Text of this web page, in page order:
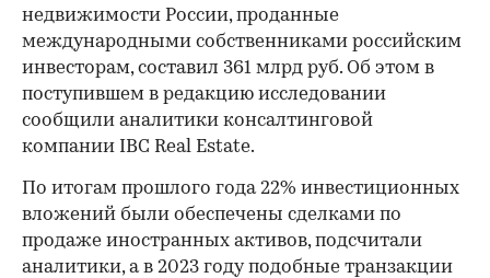
недвижимости России, проданные
международными собственниками российским
инвесторам, составил 361 млрд руб. Об этом в
поступившем в редакцию исследовании
сообщили аналитики консалтинговой
компании IBC Real Estate.
По итогам прошлого года 22% инвестиционных
вложений были обеспечены сделками по
продаже иностранных активов, подсчитали
аналитики, а в 2023 году подобные транзакции